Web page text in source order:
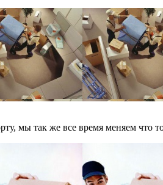
мы так же все время меняем что